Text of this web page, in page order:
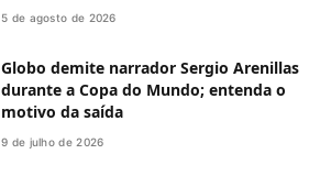
5 de agosto de 2026
Globo demite narrador Sergio Arenillas
durante a Copa do Mundo; entenda o
motivo da saída
9 de julho de 2026